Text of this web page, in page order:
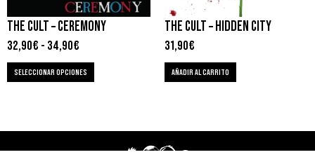
THE CULT – CEREMONY
32,90€ - 34,90€
SELECCIONAR OPCIONES
THE CULT – HIDDEN CITY
31,90€
AÑADIR AL CARRITO